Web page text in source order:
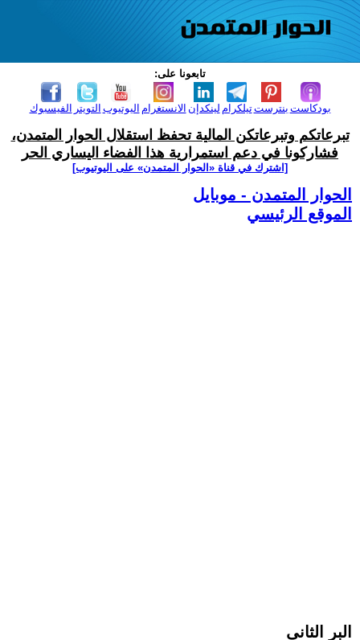
تابعونا على:
الفيسبوك التويتر اليوتيوب الانستغرام لينكدإن تيلكرامبنترست بودكاست
تبرعاتكم وتبرعاتكن المالية تحفظ استقلال الحوار المتمدن،
فشاركونا في دعم استمرارية هذا الفضاء اليساري الحر
[اشترك في قناة ‫«الحوار المتمدن» على اليوتيوب]
الحوار المتمدن - موبايل
الموقع الرئيسي
البر الثانى